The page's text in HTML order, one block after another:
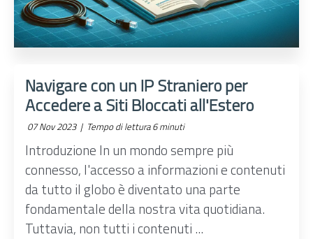
Navigare con un IP Straniero per
Accedere a Siti Bloccati all'Estero
07 Nov 2023 | Tempo di lettura 6 minuti
Introduzione In un mondo sempre più
connesso, l'accesso a informazioni e contenuti
da tutto il globo è diventato una parte
fondamentale della nostra vita quotidiana.
Tuttavia, non tutti i contenuti ...